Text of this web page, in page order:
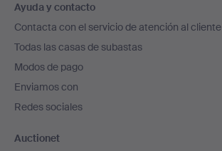
en
el
pie
de
página
Ayuda y contacto
Contacta con el servicio de atención al cliente
Todas las casas de subastas
Modos de pago
Enviamos con
Redes sociales
Auctionet